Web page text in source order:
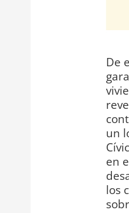
De
un
en
los